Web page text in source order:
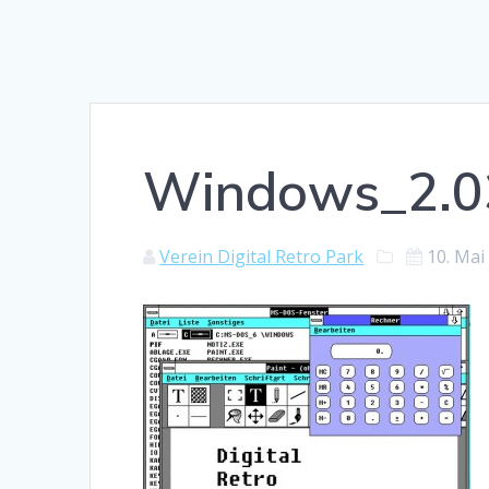
Verein Digital Retro Park 10.